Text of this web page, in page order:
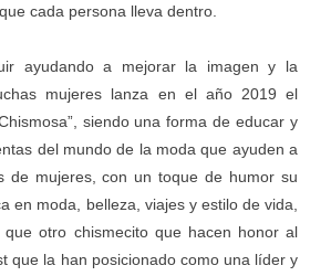
cada persona lleva dentro.
ayudando a mejorar la imagen y la
mujeres lanza en el año 2019 el
siendo una forma de educar y
del mundo de la moda que ayuden a
de mujeres, con un toque de humor su
en moda, belleza, viajes y estilo de vida,
otro chismecito que hacen honor al
que la han posicionado como una líder y